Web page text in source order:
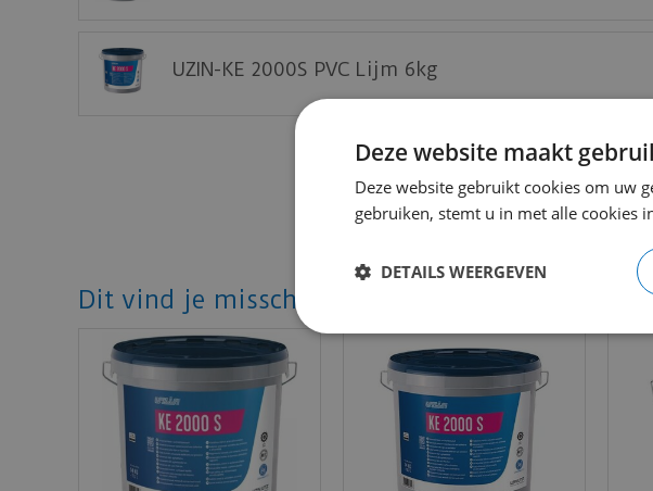
UZIN-KE 2000S PVC Lijm 6kg
Dit vind je misschien ook mooi!
Deze website maakt
Deze website gebruikt cookies om uw
gebruiken, stemt u in met alle cookies
DETAILS WEERGEVEN